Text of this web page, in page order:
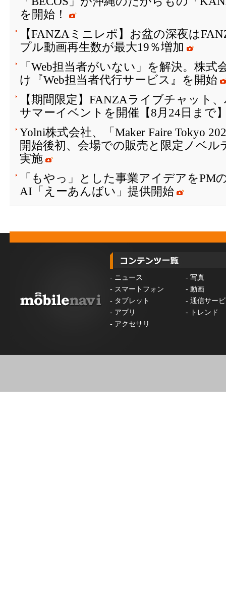
を開始！
【FANZAミニレポ】お盆の深夜は
プル動画再生数が最大19％増加
「Web担当者がいない」を解決。株式
け『Web担当者代行サービス』を開始
【期間限定】FANZAライブチャット
サマーイベントを開催【8月24日まで
Yolni株式会社、「Maker Faire Tokyo
開始後初、会場での販売と限定ノベ
実施
「もやっ」とした事業アイデアをPM
AI「えーあんばい」提供開始
- ニュース - 写真
- スマートフォン - 動画
- タブレット - 通信サー
- アプリ -
トレンド
- アクセサリ